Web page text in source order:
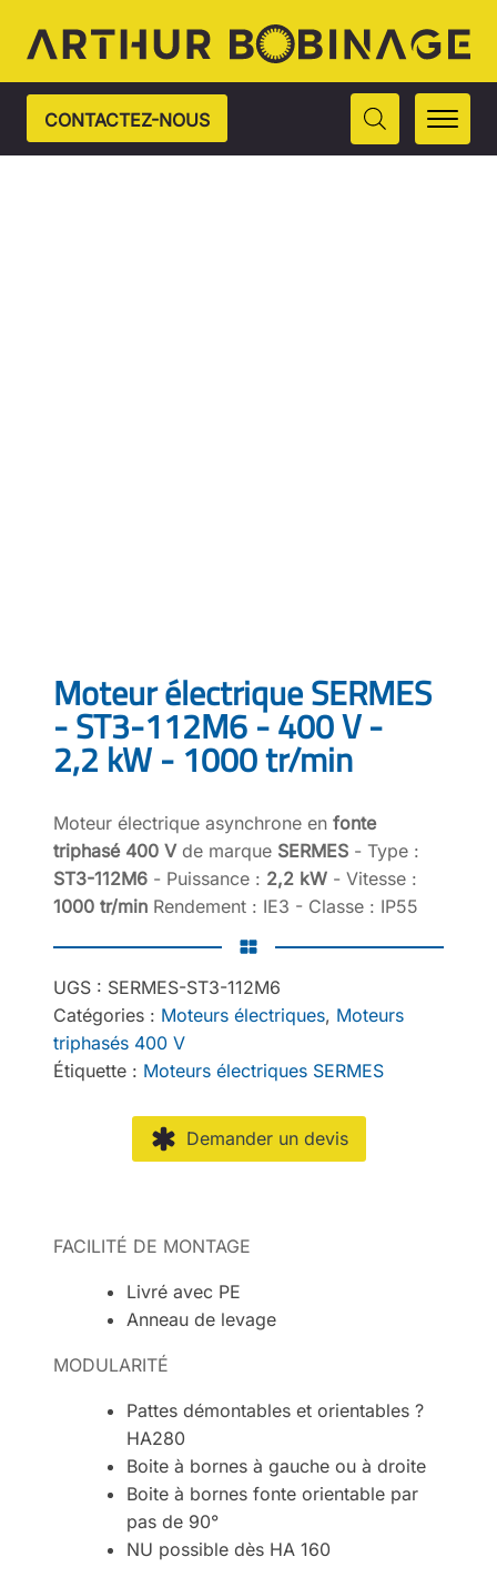
CONTACTEZ-NOUS
Moteur électrique SERMES
- ST3-112M6 - 400 V -
2,2 kW - 1000 tr/min
Moteur électrique asynchrone en fonte
triphasé 400 V de marque SERMES - Type :
ST3-112M6 - Puissance : 2,2 kW - Vitesse :
1000 tr/min Rendement : IE3 - Classe : IP55
UGS : SERMES-ST3-112M6
Catégories : Moteurs électriques, Moteurs
triphasés 400 V
Étiquette : Moteurs électriques SERMES
Demander un devis
FACILITÉ DE MONTAGE
Livré avec PE
Anneau de levage
MODULARITÉ
Pattes démontables et orientables ?
HA280
Boite à bornes à gauche ou à droite
Boite à bornes fonte orientable par
pas de 90°
NU possible dès HA 160